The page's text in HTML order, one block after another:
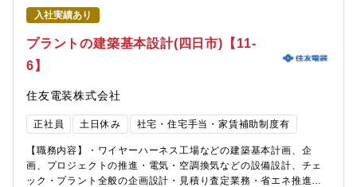
場」としての快適な事業所を提供（＝事業支援）し、当社事業の
発展に寄与することが事業支援部のミッションであり、津・四日
市の設備システム課も、このミッションを基本として活動してい
ます。【業務のやりがい・魅力】事業を支える上でのインフラ整
備と製造・開発設備の維持管理/改善に向けた業務は新規事業・既
を介してNSG独自の製品、技術、開発に携わる業務でもあり、既
存の機器技術に捉われない新たな技術改善にも取り組むことがで
きます。
入社実績あり
プラントの建築基本設計(四日市)【11-
6】
住友電装株式会社
正社員 土日休み 社宅・住宅手当・家賃補助制度有
【職務内容】・ワイヤーハーネス工場などの建築基本計画、企
画、プロジェクトの推進・電気・空調換気などの設備設計、チェ
ック・プラント全般の企画設計・見積り査定業務・省エネ推進の